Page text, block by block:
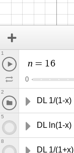
n = 16
0
1
DL 1/(1-x)
2
DL ln(1-x)
5
DL 1/(1+x)
8